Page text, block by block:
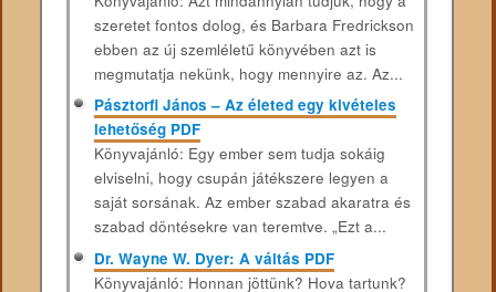
szeretet fontos dolog, és Barbara Fredrickson
ebben az új szemléletű könyvében azt is
megmutatja nekünk, hogy mennyire az. Az...
Pásztorfi János – Az életed egy kivételes
lehetőség PDF
Könyvajánló: Egy ember sem tudja sokáig
elviselni, hogy csupán játékszere legyen a
saját sorsának. Az ember szabad akaratra és
szabad döntésekre van teremtve. „Ezt a...
Dr. Wayne W. Dyer: A váltás PDF
Könyvajánló: Honnan jöttünk? Hova tartunk?